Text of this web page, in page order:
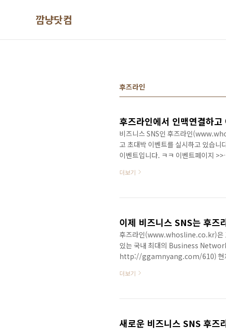
깜냥닷컴
후즈라인
후즈라인에서 인맥연결하
비즈니스 SNS인 후즈라인
고 초대박 이벤트를 실시하고 있습니
이벤트입니다. ㅋㅋ 이벤트페이지 >>
라떼 기프티콘이 100% 당첨되고요
존회원은 후즈라인 초대장을 15통
더보기
이제 비즈니스 SNS는 후즈
후즈라인(www.whosline.co.kr)은
있는 국내 최대의 Business
http://ggamnyang.com/610) 현재
았다. 그래도 직원 50명 규모에 연매
라인이 보유하고 있는 기업정보 140
더보기
새로운 비즈니스 SNS 후즈